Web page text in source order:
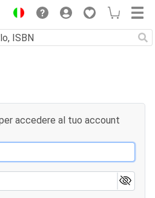
accedere al tuo account